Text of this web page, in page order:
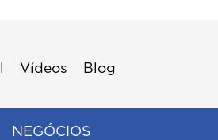
Vídeos Blog
NEGÓCIOS